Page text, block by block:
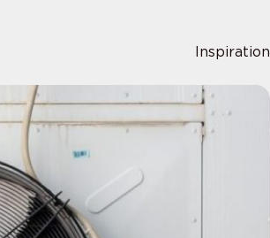
Inspiration